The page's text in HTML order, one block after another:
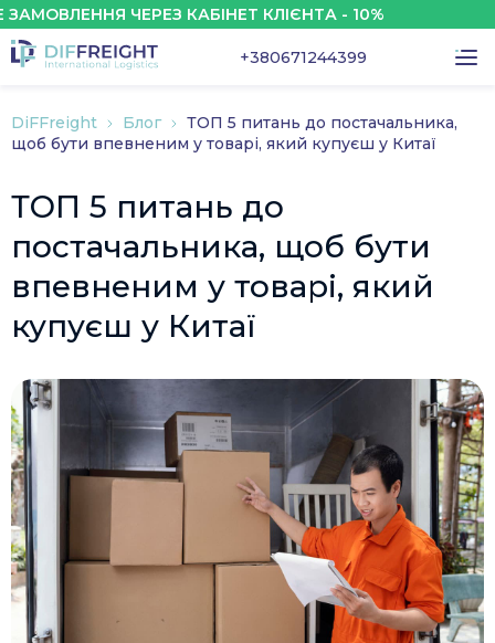
ЧЕРЕЗ КАБІНЕТ КЛІЄНТА - 10%
+380671244399
DiFFreight Блог
ТОП 5 питань до постачальника,
щоб бути впевненим у товарі, який купуєш у Китаї
ТОП 5 питань до
постачальника, щоб бути
впевненим у товарі, який
купуєш у Китаї